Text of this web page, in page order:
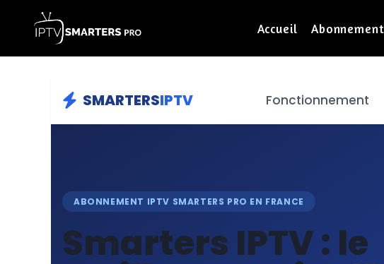
Accueil
SMARTERSIPTV Fonctionnement
ABONNEMENT IPTV SMARTERS PRO EN FRANCE
Smarters IPTV : le